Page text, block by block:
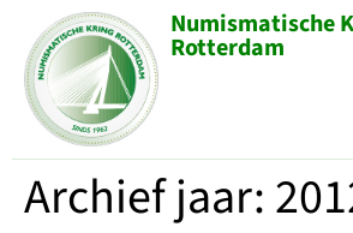
Numismatische
Rotterdam
Archief jaar: